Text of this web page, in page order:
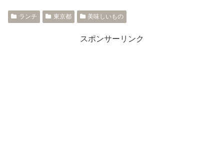
ランチ 東京都 美味しいもの
スポンサーリンク